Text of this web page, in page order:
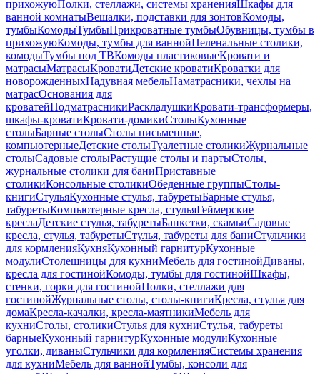
прихожуюПолки, стеллажи, системы храненияШкафы для
ванной комнатыВешалки, подставки для зонтовКомоды,
тумбыКомодыТумбыПрикроватные тумбыОбувницы, тумбы в
прихожуюКомоды, тумбы для ваннойПеленальные столики,
комодыТумбы под ТВКомоды пластиковыеКровати и
матрасыМатрасыКроватиДетские кроватиКроватки для
новорожденныхНадувная мебельНаматрасники, чехлы на
матрасОснования для
кроватейПодматрасникиРаскладушкиКровати-трансформеры,
шкафы-кроватиКровати-домикиСтолыКухонные
столыБарные столыСтолы письменные,
компьютерныеДетские столыТуалетные столикиЖурнальные
столыСадовые столыРастущие столы и партыСтолы,
журнальные столики для баниПриставные
столикиКонсольные столикиОбеденные группыСтолы-
книгиСтульяКухонные стулья, табуретыБарные стулья,
табуретыКомпьютерные кресла, стульяГеймерские
креслаДетские стулья, табуретыБанкетки, скамьиСадовые
кресла, стулья, табуретыСтулья, табуреты для баниСтульчики
для кормленияКухняКухонный гарнитурКухонные
модулиСтолешницы для кухниМебель для гостинойДиваны,
кресла для гостинойКомоды, тумбы для гостинойШкафы,
стенки, горки для гостинойПолки, стеллажи для
гостинойЖурнальные столы, столы-книгиКресла, стулья для
домаКресла-качалки, кресла-маятникиМебель для
кухниСтолы, столикиСтулья для кухниСтулья, табуреты
барныеКухонный гарнитурКухонные модулиКухонные
уголки, диваныСтульчики для кормленияСистемы хранения
для кухниМебель для ваннойТумбы, консоли для